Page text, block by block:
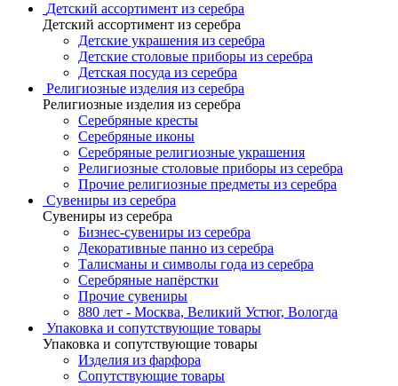
Детский ассортимент из серебра
Детский ассортимент из серебра
Детские украшения из серебра
Детские столовые приборы из серебра
Детская посуда из серебра
Религиозные изделия из серебра
Религиозные изделия из серебра
Серебряные кресты
Серебряные иконы
Серебряные религиозные украшения
Религиозные столовые приборы из серебра
Прочие религиозные предметы из серебра
Сувениры из серебра
Сувениры из серебра
Бизнес-сувениры из серебра
Декоративные панно из серебра
Талисманы и символы года из серебра
Серебряные напёрстки
Прочие сувениры
880 лет - Москва, Великий Устюг, Вологда
Упаковка и сопутствующие товары
Упаковка и сопутствующие товары
Изделия из фарфора
Сопутствующие товары